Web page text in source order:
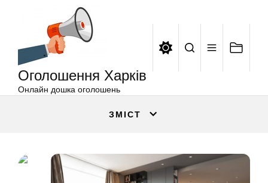
Оголошення Харків
Онлайн дошка оголошень
ЗМІСТ